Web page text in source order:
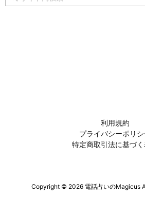
利用規約
プライバシーポリシ
特定商取引法に基づ
Copyright © 2026 電話占いのMagicus